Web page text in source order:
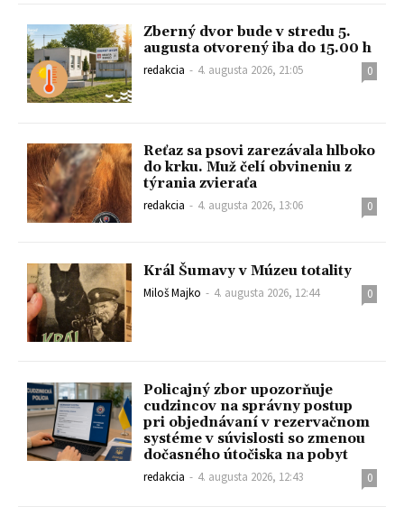
Zberný dvor bude v stredu 5.
augusta otvorený iba do 15.00 h
redakcia - 4. augusta 2026, 21:05 0
Reťaz sa psovi zarezávala hlboko
do krku. Muž čelí obvineniu z
týrania zvieraťa
redakcia - 4. augusta 2026, 13:06 0
Král Šumavy v Múzeu totality
Miloš Majko - 4. augusta 2026, 12:44 0
Policajný zbor upozorňuje
cudzincov na správny postup
pri objednávaní v rezervačnom
systéme v súvislosti so zmenou
dočasného útočiska na pobyt
redakcia - 4. augusta 2026, 12:43 0